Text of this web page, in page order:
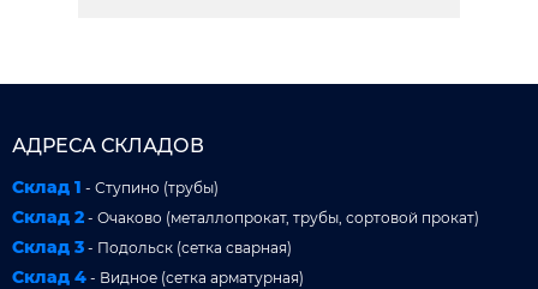
АДРЕСА СКЛАДОВ
Склад 1 - Ступино (трубы)
Склад 2 - Очаково (металлопрокат, трубы, сортовой прокат)
Склад 3 - Подольск (сетка сварная)
Склад 4 - Видное (сетка арматурная)